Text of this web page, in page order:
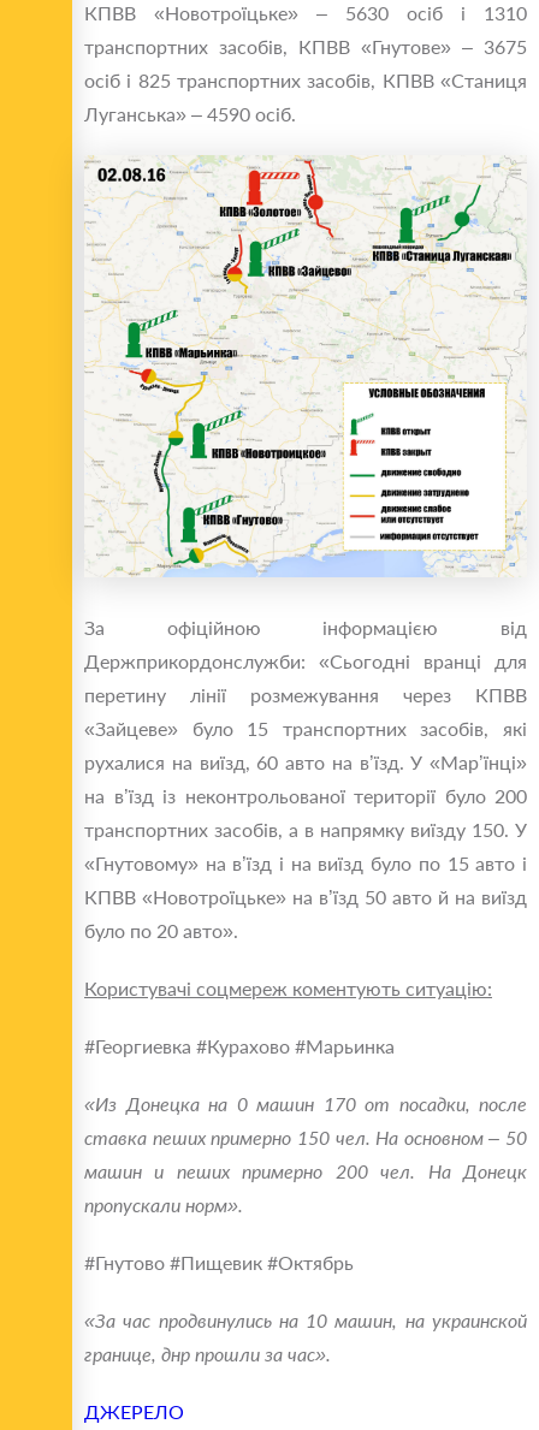
КПВВ «Новотроїцьке» – 5630 осіб і 1310
транспортних засобів, КПВВ «Гнутове» – 3675
осіб і 825 транспортних засобів, КПВВ «Станиця
Луганська» – 4590 осіб.
За офіційною інформацією від
Держприкордонслужби: «Сьогодні вранці для
перетину лінії розмежування через КПВВ
«Зайцеве» було 15 транспортних засобів, які
рухалися на виїзд, 60 авто на в’їзд. У «Мар’їнці»
на в’їзд із неконтрольованої території було 200
транспортних засобів, а в напрямку виїзду 150. У
«Гнутовому» на в’їзд і на виїзд було по 15 авто і
КПВВ «Новотроїцьке» на в’їзд 50 авто й на виїзд
було по 20 авто».
Користувачі соцмереж коментують ситуацію:
#‎Георгиевка #‎Курахово #‎Марьинка
«Из Донецка на 0 машин 170 от посадки, после
ставка пеших примерно 150 чел. На основном – 50
машин и пеших примерно 200 чел. На Донецк
пропускали норм».
#‎Гнутово #‎Пищевик #‎Октябрь
«За час продвинулись на 10 машин, на украинской
границе, днр прошли за час».
ДЖЕРЕЛО